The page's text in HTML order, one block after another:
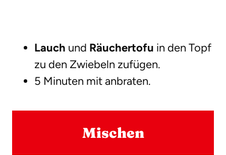
Lauch und Räuchertofu in den Topf
zu den Zwiebeln zufügen.
5 Minuten mit anbraten.
Mischen